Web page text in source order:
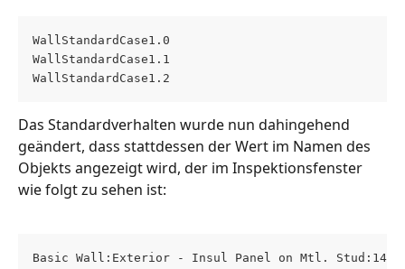
WallStandardCase1.0
WallStandardCase1.1
WallStandardCase1.2
Das Standardverhalten wurde nun dahingehend
geändert, dass stattdessen der Wert im Namen des
Objekts angezeigt wird, der im Inspektionsfenster
wie folgt zu sehen ist:
Basic Wall:Exterior - Insul Panel on Mtl.